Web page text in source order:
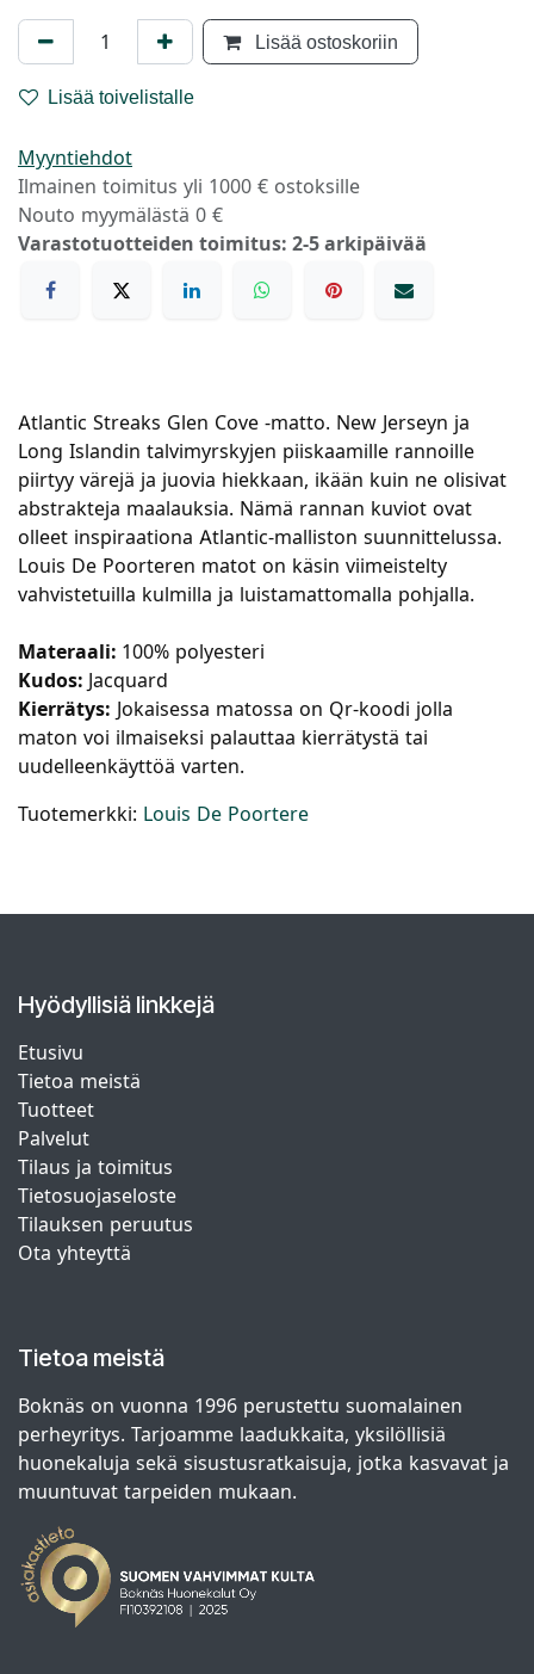
Lisää ostoskoriin
Lisää toivelistalle
Myyntiehdot
Ilmainen toimitus yli 1000 € ostoksille
Nouto myymälästä 0 €
Varastotuotteiden toimitus: 2-5 arkipäivää
Atlantic Streaks Glen Cove -matto. New Jerseyn ja
Long Islandin talvimyrskyjen piiskaamille rannoille
piirtyy värejä ja juovia hiekkaan, ikään kuin ne olisivat
abstrakteja maalauksia. Nämä rannan kuviot ovat
olleet inspiraationa Atlantic-malliston suunnittelussa.
Louis De Poorteren matot on käsin viimeistelty
vahvistetuilla kulmilla ja luistamattomalla pohjalla.
Materaali: 100% polyesteri
Kudos: Jacquard
Kierrätys: Jokaisessa matossa on Qr-koodi jolla
maton voi ilmaiseksi palauttaa kierrätystä tai
uudelleenkäyttöä varten.
Tuotemerkki: Louis De Poortere
Hyödyllisiä linkkejä
Etusivu
Tietoa meistä
Tuotteet
Palvelut
Tilaus ja toimitus
Tietosuojaseloste
Tilauksen peruutus
Ota yhteyttä
Tietoa meistä
Boknäs on vuonna 1996 perustettu suomalainen
perheyritys. Tarjoamme laadukkaita, yksilöllisiä
huonekaluja sekä sisustusratkaisuja, jotka kasvavat ja
muuntuvat tarpeiden mukaan.